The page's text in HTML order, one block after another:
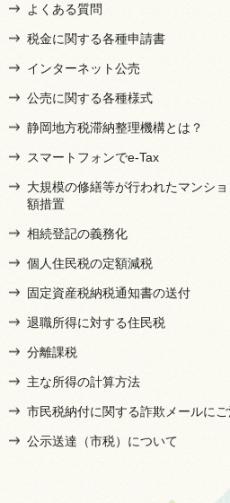
よくある質問
税金に関する各種申請書
インターネット公売
公売に関する各種様式
静岡地方税滞納整理機構とは？
スマートフォンでe-Tax
大規模の修繕等が行われたマンシ
額措置
相続登記の義務化
個人住民税の定額減税
固定資産税納税通知書の送付
退職所得に対する住民税
分離課税
主な所得の計算方法
市民税納付に関する詐欺メールにご
公示送達（市税）について